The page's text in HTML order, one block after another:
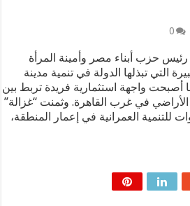
0
حزب أبناء مصر وأمينة المرأة
تبذلها الدولة في تنمية مدينة
واجهة استثمارية فريدة تربط بين
في غرب القاهرة. ​وثمنت “غزالة”
العمرانية في إعمار المنطقة،